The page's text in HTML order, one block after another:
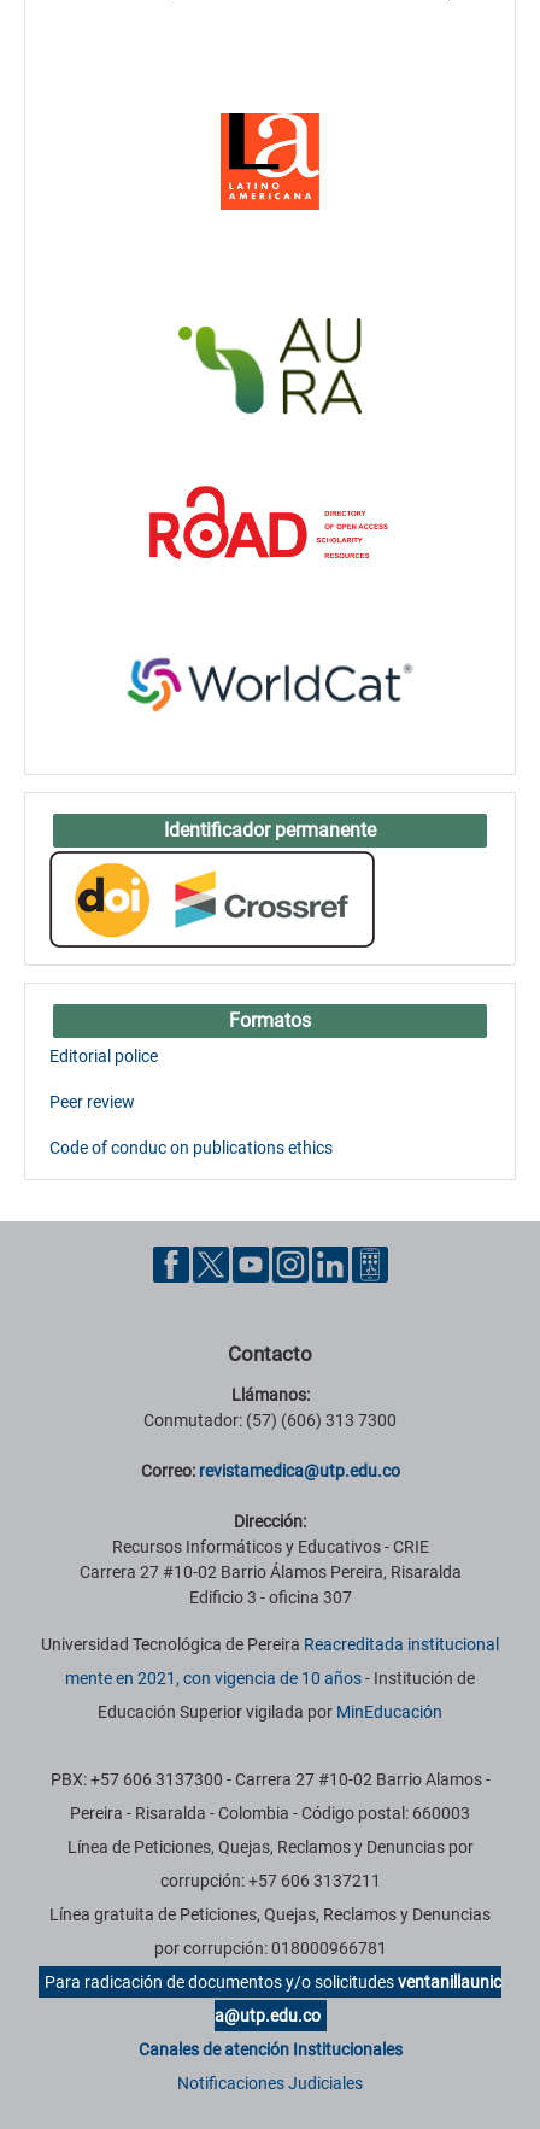
Identificador permanente
Formatos
Editorial police
Peer review
Code of conduc on publications ethics
Contacto
Llámanos:
Conmutador: (57) (606) 313 7300
Correo: revistamedica@utp.edu.co
Dirección:
Recursos Informáticos y Educativos - CRIE
Carrera 27 #10-02 Barrio Álamos Pereira, Risaralda
Edificio 3 - oficina 307
Universidad Tecnológica de Pereira Reacreditada institucional
mente en 2021, con vigencia de 10 años- Institución de
Educación Superior vigilada por MinEducación
PBX: +57 606 3137300 - Carrera 27 #10-02 Barrio Alamos -
Pereira - Risaralda - Colombia - Código postal: 660003
Línea de Peticiones, Quejas, Reclamos y Denuncias por
corrupción: +57 606 3137211
Línea gratuita de Peticiones, Quejas, Reclamos y Denuncias
por corrupción: 018000966781
Para radicación de documentos y/o solicitudesventanillaunic
a@utp.edu.co
Canales de atención Institucionales
Notificaciones Judiciales